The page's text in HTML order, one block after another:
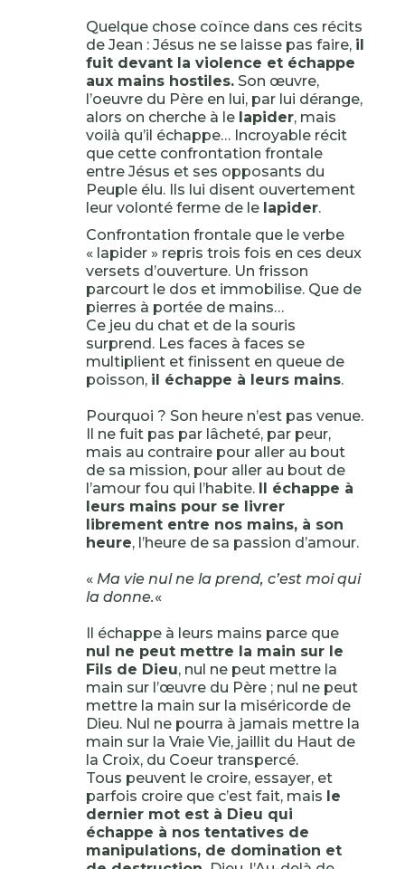
Quelque chose coïnce dans ces récits
de Jean : Jésus ne se laisse pas faire, il
fuit devant la violence et échappe
aux mains hostiles.Son œuvre,
l’oeuvre du Père en lui, par lui dérange,
alors on cherche à le lapider, mais
voilà qu’il échappe… Incroyable récit
que cette confrontation frontale
entre Jésus et ses opposants du
Peuple élu. Ils lui disent ouvertement
leur volonté ferme de le lapider.
Confrontation frontale que le verbe
« lapider » repris trois fois en ces deux
versets d’ouverture. Un frisson
parcourt le dos et immobilise. Que de
pierres à portée de mains…
Ce jeu du chat et de la souris
surprend. Les faces à faces se
multiplient et finissent en queue de
poisson, il échappe à leurs mains.
Pourquoi ? Son heure n’est pas venue.
Il ne fuit pas par lâcheté, par peur,
mais au contraire pour aller au bout
de sa mission, pour aller au bout de
l’amour fou qui l’habite. Il échappe à
leurs mains pour se livrer
librement entre nos mains, à son
heure, l’heure de sa passion d’amour.
« Ma vie nul ne la prend, c’est moi qui
la donne.«
Il échappe à leurs mains parce que
nul ne peut mettre la main sur le
Fils de Dieu, nul ne peut mettre la
main sur l’œuvre du Père ; nul ne peut
mettre la main sur la miséricorde de
Dieu. Nul ne pourra à jamais mettre la
main sur la Vraie Vie, jaillit du Haut de
la Croix, du Coeur transpercé.
Tous peuvent le croire, essayer, et
parfois croire que c’est fait, mais le
dernier mot est à Dieu qui
échappe à nos tentatives de
manipulations, de domination et